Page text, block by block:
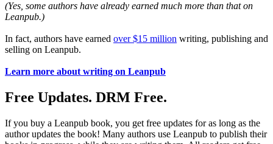
(Yes, some authors have already earned much more than that on
Leanpub.)
In fact, authors have earned over $15 million writing, publishing and
selling on Leanpub.
Learn more about writing on Leanpub
Free Updates. DRM Free.
If you buy a Leanpub book, you get free updates for as long as the
author updates the book! Many authors use Leanpub to publish their